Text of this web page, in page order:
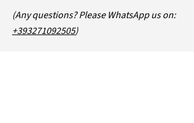
(Any questions? Please WhatsApp us on:
+393271092505)